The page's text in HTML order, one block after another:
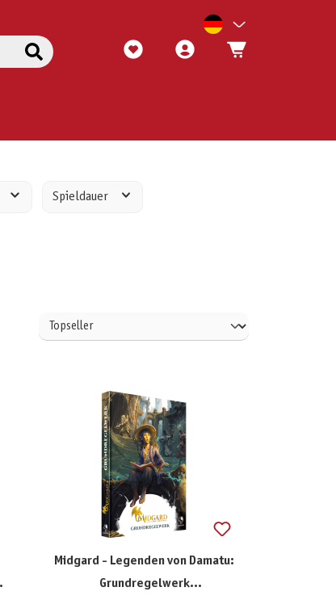
Spieldauer
Midgard - Legenden von Damatu:
Grundregelwerk